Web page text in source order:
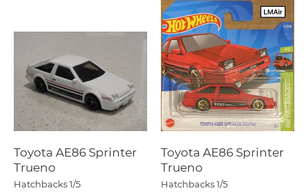
Toyota AE86 Sprinter
Trueno
Hatchbacks1/5
Toyota AE86 Sprinter
Trueno
Hatchbacks1/5